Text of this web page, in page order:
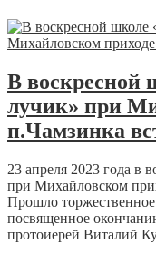
В воскресной
лучик» при
п.Чамзинка
23 апреля 2023 года в
при Михайловском
Прошло
посвященное
протоиерей Виталий